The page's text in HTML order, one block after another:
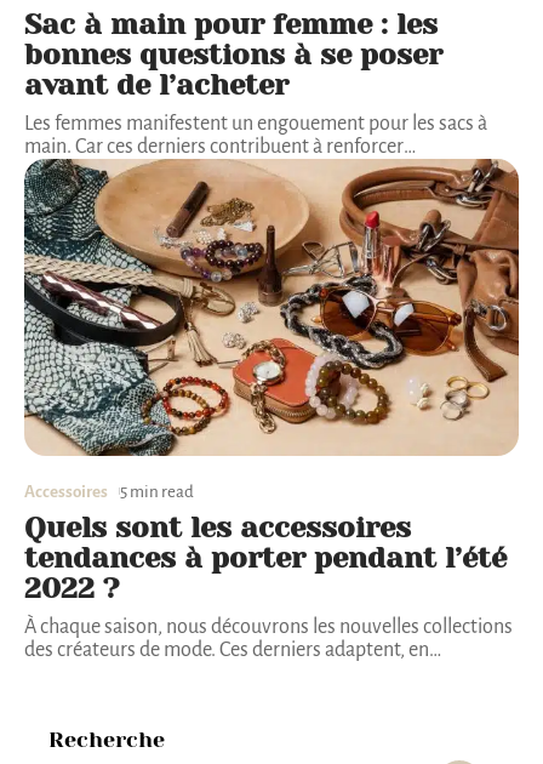
Sac à main pour femme : les
bonnes questions à se poser
avant de l’acheter
Les femmes manifestent un engouement pour les sacs à
main. Car ces derniers contribuent à renforcer…
Accessoires 5 min read
Quels sont les accessoires
tendances à porter pendant l’été
2022 ?
À chaque saison, nous découvrons les nouvelles collections
des créateurs de mode. Ces derniers adaptent, en…
Recherche